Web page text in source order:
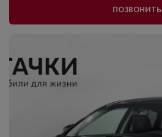
ПОЗВОНИТЬ